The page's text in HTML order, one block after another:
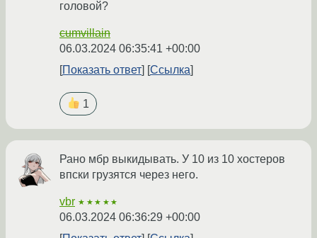
головой?
cumvillain
06.03.2024 06:35:41 +00:00
Показать ответ
Ссылка
1
Рано мбр выкидывать. У 10 из 10 хостеров
впски грузятся через него.
vbr ★★★★★
06.03.2024 06:36:29 +00:00